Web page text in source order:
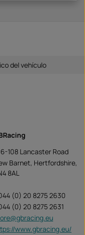
del vehículo
108 Lancaster Road
Barnet, Hertfordshire,
8AL
(0) 20 8275 2630
(0) 20 8275 2631
www.gbracing.eu/